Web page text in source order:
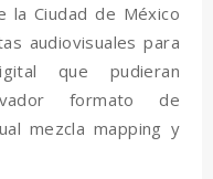
la Ciudad de México
audiovisuales para
que pudieran
formato de
mezcla mapping y